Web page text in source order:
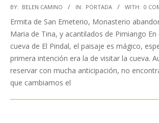
2019-
04-
24
BY: BELEN CAMINO IN: PORTADA WITH: 0
Ermita de San Emeterio, Monasterio
Maria de Tina, y acantilados de Pimiango
cueva de El Pindal, el paisaje es mágico,
primera intención era la de visitar la cueva.
reservar con mucha anticipación, no
que cambiamos el